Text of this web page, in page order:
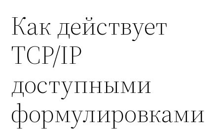
Как действует
TCP/IP
доступными
формулировками